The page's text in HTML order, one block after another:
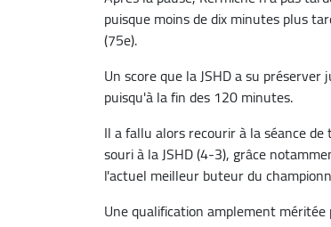
puisque moins de dix minutes plus
(75e).
Un score que la JSHD a su
puisqu'à la fin des 120 minutes.
Il a fallu alors recourir à la séance
souri à la JSHD (4-3), grâce
l'actuel meilleur buteur du
Une qualification amplement